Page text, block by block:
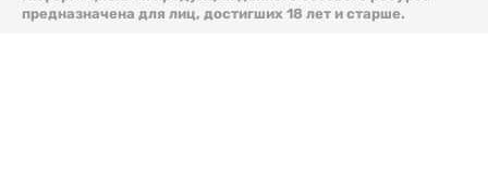
предназначена для лиц, достигших 18 лет и старше.